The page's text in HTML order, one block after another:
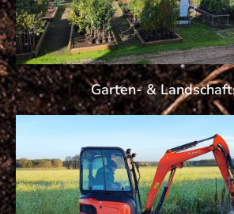
Garten- &